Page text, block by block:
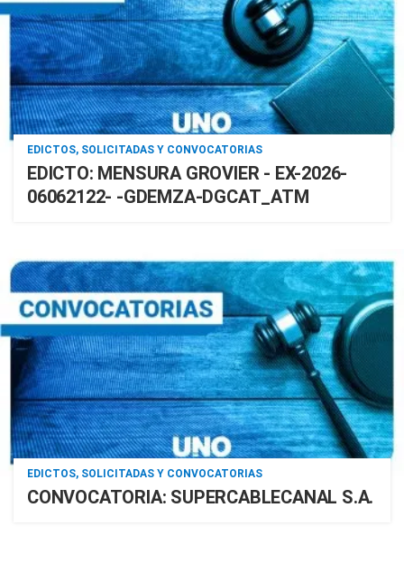
EDICTOS, SOLICITADAS Y CONVOCATORIAS
EDICTO: MENSURA GROVIER - EX-2026-
06062122- -GDEMZA-DGCAT_ATM
EDICTOS, SOLICITADAS Y CONVOCATORIAS
CONVOCATORIA: SUPERCABLECANAL S.A.